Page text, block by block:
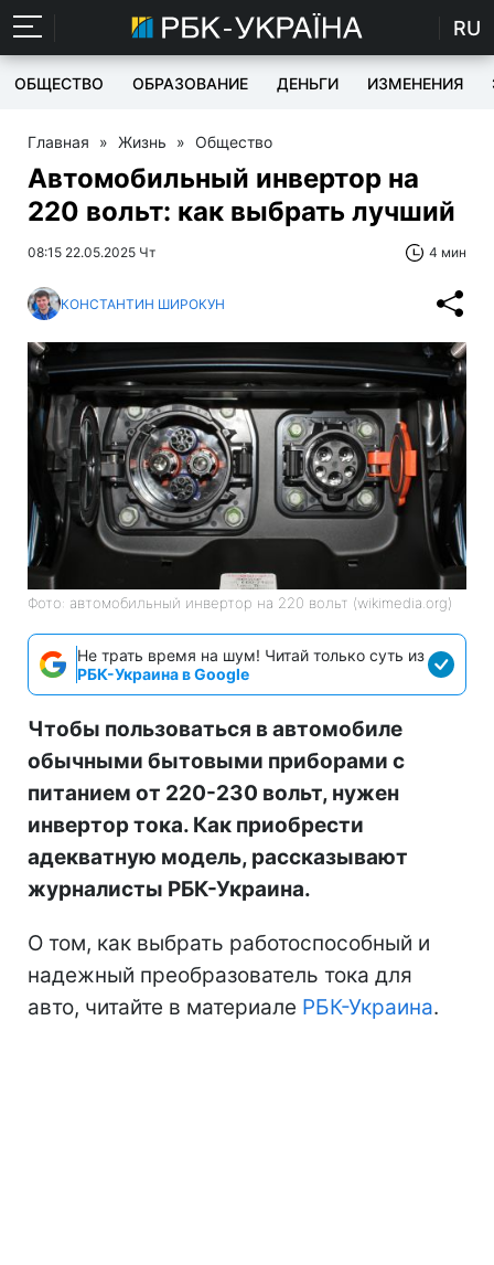
RU
ОБЩЕСТВО ОБРАЗОВАНИЕ ДЕНЬГИ ИЗМЕНЕНИЯ
Главная » Жизнь » Общество
Автомобильный инвертор на
220 вольт: как выбрать лучший
08:15 22.05.2025 Чт 4 мин
КОНСТАНТИН ШИРОКУН
Фото: автомобильный инвертор на 220 вольт (wikimedia.org)
Не трать время на шум! Читай только суть из
РБК-Украина в Google
Чтобы пользоваться в автомобиле
обычными бытовыми приборами с
питанием от 220-230 вольт, нужен
инвертор тока. Как приобрести
адекватную модель, рассказывают
журналисты РБК-Украина.
О том, как выбрать работоспособный и
надежный преобразователь тока для
авто, читайте в материале РБК-Украина.